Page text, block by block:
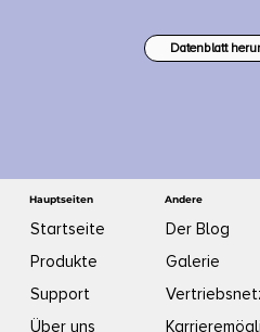
Datenblatt
Hauptseiten
Startseite
Produkte
Support
Über uns
Andere
Der Blog
Galerie